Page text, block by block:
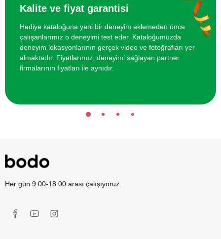
Kalite ve fiyat garantisi
Hediye kataloğuna yeni bir deneyim eklemeden önce
çalışanlarımız o deneyimi test eder. Kataloğumuzda
deneyim lokasyonlarının gerçek video ve fotoğrafları yer
almaktadır. Fiyatlarımız, deneyimi sağlayan partner
firmalarının fiyatları ile aynıdır.
Her gün 9:00-18:00 arası çalışıyoruz